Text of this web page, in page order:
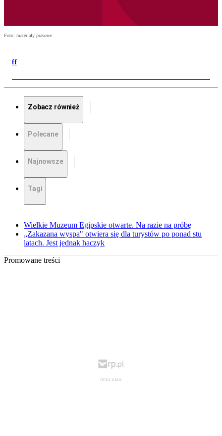
Foto: materiały prasowe
ff
Zobacz również
Polecane
Najnowsze
Tagi
Wielkie Muzeum Egipskie otwarte. Na razie na próbę
„Zakazana wyspa" otwiera się dla turystów po ponad stu
latach. Jest jednak haczyk
Promowane treści